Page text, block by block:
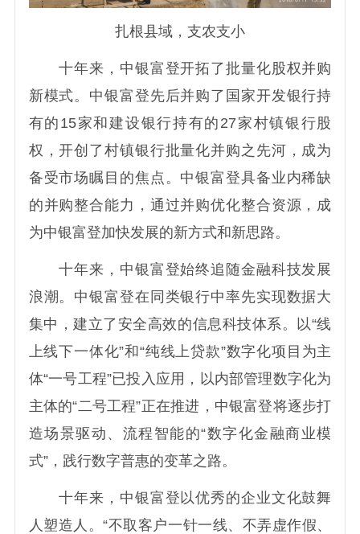
扎根县域，支农支小
十年来，中银富登开拓了批量化股权并购
新模式。中银富登先后并购了国家开发银行持
有的15家和建设银行持有的27家村镇银行股
权，开创了村镇银行批量化并购之先河，成为
备受市场瞩目的焦点。中银富登具备业内稀缺
的并购整合能力，通过并购优化整合资源，成
为中银富登加快发展的新方式和新思路。
十年来，中银富登始终追随金融科技发展
浪潮。中银富登在同类银行中率先实现数据大
集中，建立了安全高效的信息科技体系。以“线
上线下一体化”和“纯线上贷款”数字化项目为主
体“一号工程”已投入应用，以内部管理数字化为
主体的“二号工程”正在推进，中银富登将逐步打
造场景驱动、流程智能的“数字化金融商业模
式”，践行数字普惠的变革之路。
十年来，中银富登以优秀的企业文化鼓舞
人塑造人。“不取客户一针一线、不弄虚作假、